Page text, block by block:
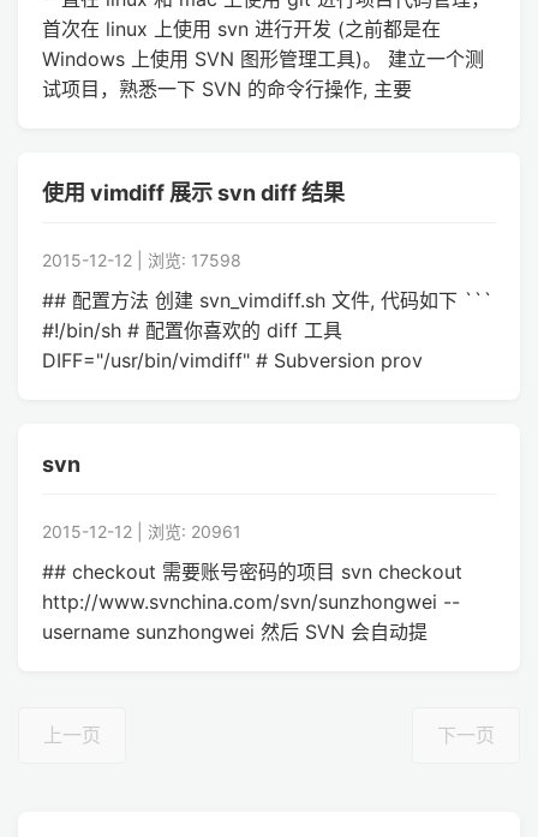
首次在 linux 上使用 svn 进行开发 (之前都是在
Windows 上使用 SVN 图形管理工具)。 建立一个测
试项目，熟悉一下 SVN 的命令行操作, 主要
使用 vimdiff 展示 svn diff 结果
2015-12-12 | 浏览: 17598
## 配置方法 创建 svn_vimdiff.sh 文件, 代码如下 ```
#!/bin/sh # 配置你喜欢的 diff 工具
DIFF="/usr/bin/vimdiff" # Subversion prov
svn
2015-12-12 | 浏览: 20961
## checkout 需要账号密码的项目 svn checkout
http://www.svnchina.com/svn/sunzhongwei --
username sunzhongwei 然后 SVN 会自动提
上一页 下一页